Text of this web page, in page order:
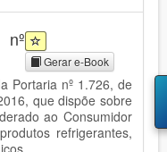
Gerar e-Book
Portaria nº 1.726, de
que dispõe sobre
ao Consumidor
refrigerantes,